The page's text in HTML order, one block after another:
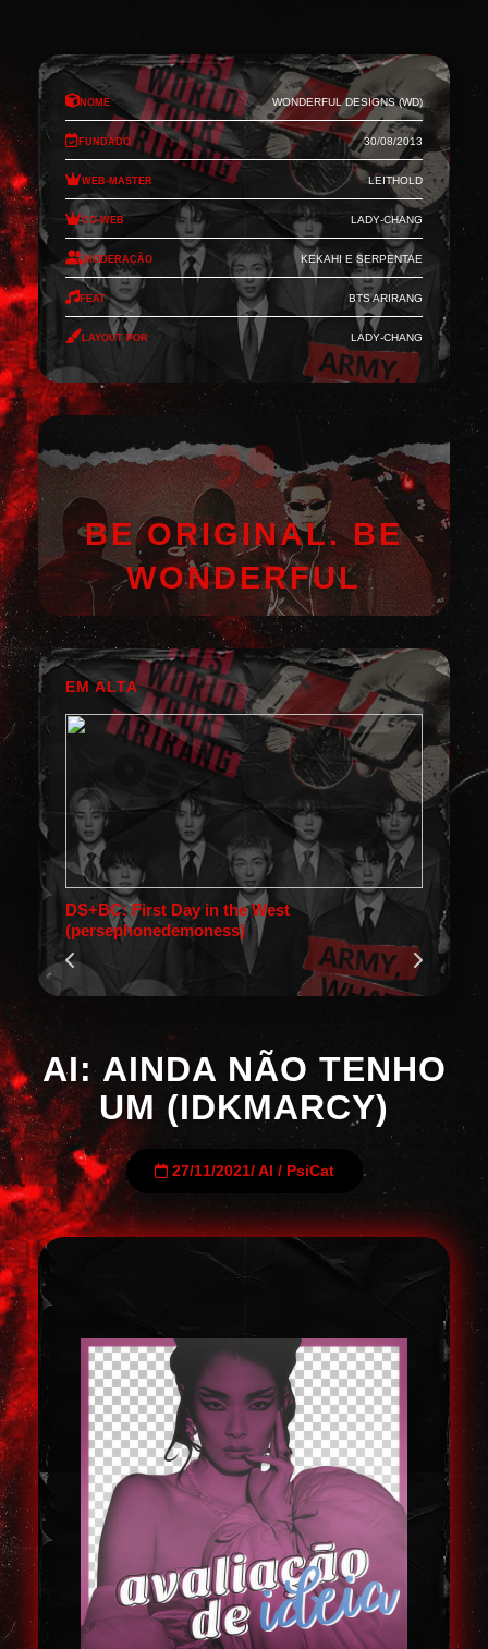
Nome Wonderful Designs (WD)
Fundado 30/08/2013
Web-Master Leithold
Co-Web Lady-Chang
Moderação Kekahi e Serpentae
Feat BTS Arirang
Layout por Lady-Chang
BE ORIGINAL. BE
WONDERFUL
EM ALTA
DS+BC: First Day in the West
(persephonedemoness)
AI: AINDA NÃO TENHO
UM (IDKMARCY)
27/11/2021/ AI / PsiCat